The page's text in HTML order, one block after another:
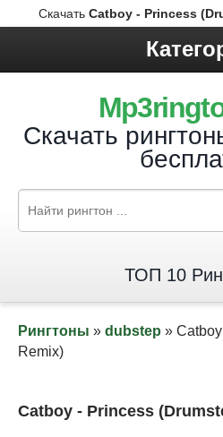
Скачать Catboy - Princess
Скачать
ТОП 10
Рингтоны » dubstep »
Remix)
Catboy - Princess